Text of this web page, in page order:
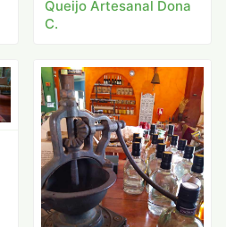
Queijo Artesanal Dona
C.